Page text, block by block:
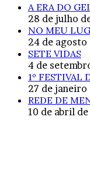
A ERA DO
28 de julho
NO MEU
24 de agosto
SETE VIDAS
4 de
1º FESTIVAL
27 de janeiro
REDE DE
10 de abril